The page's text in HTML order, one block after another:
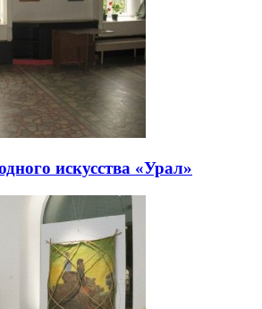
искусства «Урал»